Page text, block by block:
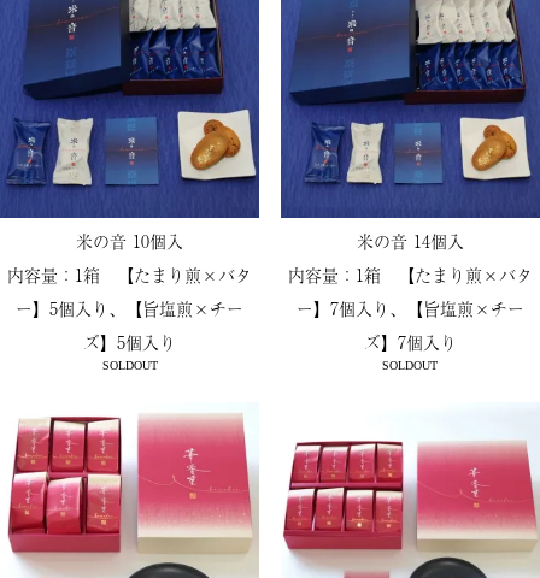
米の音 10個入
内容量：1箱 【たまり煎×バタ
ー】5個入り、【旨塩煎×チー
ズ】5個入り
SOLDOUT
米の音 14個入
内容量：1箱 【たまり煎×バタ
ー】7個入り、【旨塩煎×チー
ズ】7個入り
SOLDOUT